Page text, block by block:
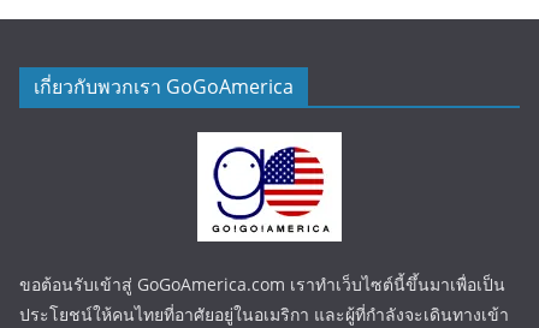
เกี่ยวกับพวกเรา GoGoAmerica
ขอต้อนรับเข้าสู่ GoGoAmerica.com เราทำเว็บไซต์นี้ขึ้นมาเพื่อเป็น
ประโยชน์ให้คนไทยที่อาศัยอยู่ในอเมริกา และผู้ที่กำลังจะเดินทางเข้า